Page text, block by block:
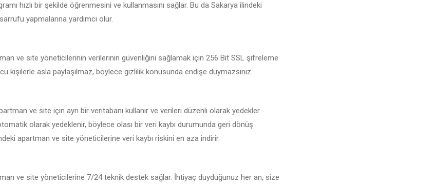
hızlı bir şekilde öğrenmesini ve kullanmasını sağlar. Bu da Sakarya ilindeki
yapmalarına yardımcı olur.
ve site yöneticilerinin verilerinin güvenliğini sağlamak için 256 Bit SSL şifreleme
kişilerle asla paylaşılmaz, böylece gizlilik konusunda endişe duymazsınız.
ve site için ayrı bir veritabanı kullanır ve verileri düzenli olarak yedekler.
olarak yedeklenir, böylece olası bir veri kaybı durumunda geri dönüş
apartman ve site yöneticilerine veri kaybı riskini en aza indirir.
ve site yöneticilerine 7/24 teknik destek sağlar. İhtiyaç duyduğunuz her an, size